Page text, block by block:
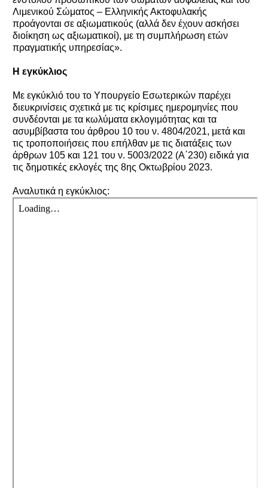
Λιμενικού Σώματος – Ελληνικής Ακτοφυλακής
προάγονται σε αξιωματικούς (αλλά δεν έχουν ασκήσει
διοίκηση ως αξιωματικοί), με τη συμπλήρωση ετών
πραγματικής υπηρεσίας».
Η εγκύκλιος
Με εγκύκλιό του το Υπουργείο Εσωτερικών παρέχει
διευκρινίσεις σχετικά με τις κρίσιμες ημερομηνίες που
συνδέονται με τα κωλύματα εκλογιμότητας και τα
ασυμβίβαστα του άρθρου 10 του ν. 4804/2021, μετά και
τις τροποποιήσεις που επήλθαν με τις διατάξεις των
άρθρων 105 και 121 του ν. 5003/2022 (Α΄230) ειδικά για
τις δημοτικές εκλογές της 8ης Οκτωβρίου 2023.
Αναλυτικά η εγκύκλιος: